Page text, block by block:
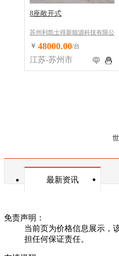
8座敞开式
苏州利凯士得新能源科技有限公
司
￥ 48000.00/台
江苏-苏州市
最新资讯
免责声明：
当前页为价格信息展示，
担任何保证责任。